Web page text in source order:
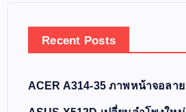
Recent Posts
ACER A314-35 ภาพหน้าจอลาย